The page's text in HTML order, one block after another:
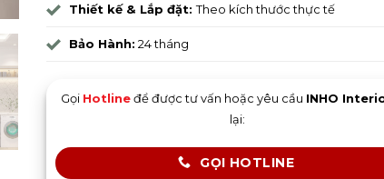
Thiết kế & Lắp đặt:Theo kích thước thực tế
Bảo Hành: 24 tháng
Gọi Hotlineđể được tư vấn hoặc yêu cầu INHO
lại:
GỌI HOTLINE